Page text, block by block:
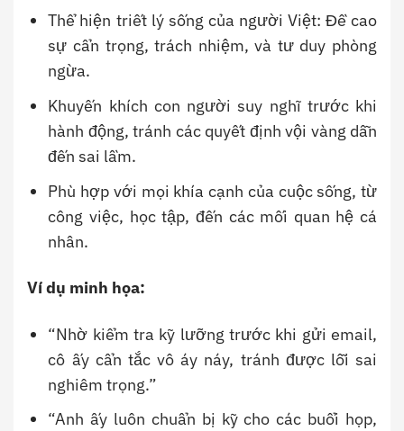
Thể hiện triết lý sống của người Việt: Đề cao
sự cẩn trọng, trách nhiệm, và tư duy phòng
ngừa.
Khuyến khích con người suy nghĩ trước khi
hành động, tránh các quyết định vội vàng dẫn
đến sai lầm.
Phù hợp với mọi khía cạnh của cuộc sống, từ
công việc, học tập, đến các mối quan hệ cá
nhân.
Ví dụ minh họa:
“Nhờ kiểm tra kỹ lưỡng trước khi gửi email,
cô ấy cẩn tắc vô áy náy, tránh được lỗi sai
nghiêm trọng.”
“Anh ấy luôn chuẩn bị kỹ cho các buổi họp,